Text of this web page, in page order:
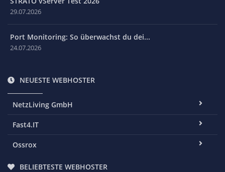
29.07.2026
Port Monitoring: So überwachst du dei...
24.07.2026
NEUESTE WEBHOSTER
NetzLiving GmbH
Fast4.IT
Ossrox
BELIEBTESTE WEBHOSTER